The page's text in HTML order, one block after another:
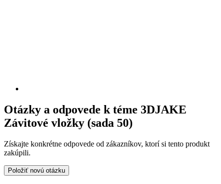
Otázky a odpovede k téme 3DJAKE
Závitové vložky (sada 50)
Získajte konkrétne odpovede od zákazníkov, ktorí si tento produkt
zakúpili.
Položiť novú otázku